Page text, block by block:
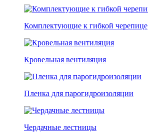
Комплектующие к гибкой черепице
Кровельная вентиляция
Пленка для парогидроизоляции
Чердачные лестницы